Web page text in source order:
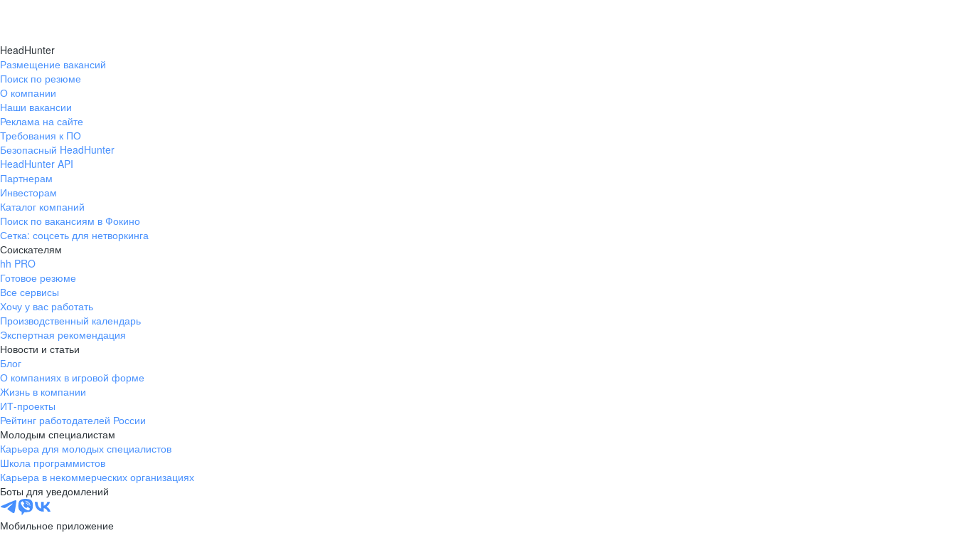
HeadHunter
Размещение вакансий
Поиск по резюме
О компании
Наши вакансии
Реклама на сайте
Требования к ПО
Безопасный HeadHunter
HeadHunter API
Партнерам
Инвесторам
Каталог компаний
Поиск по вакансиям в Фокино
Сетка: соцсеть для нетворкинга
Соискателям
hh PRO
Готовое резюме
Все сервисы
Хочу у вас работать
Производственный календарь
Экспертная рекомендация
Новости и статьи
Блог
О компаниях в игровой форме
Жизнь в компании
ИТ-проекты
Рейтинг работодателей России
Молодым специалистам
Карьера для молодых специалистов
Школа программистов
Карьера в некоммерческих организациях
Боты для уведомлений
Мобильное приложение